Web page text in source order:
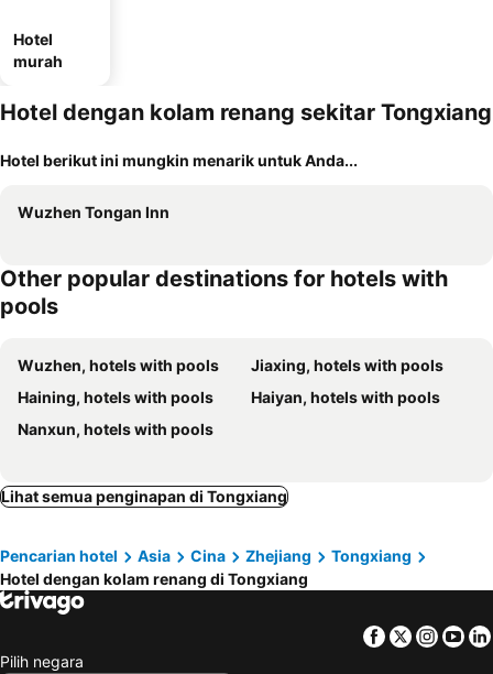
Hotel
murah
Hotel dengan kolam renang sekitar Tongxiang
Hotel berikut ini mungkin menarik untuk Anda...
Wuzhen Tongan Inn
Other popular destinations for hotels with
pools
Wuzhen, hotels with pools
Jiaxing, hotels with pools
Haining, hotels with pools
Haiyan, hotels with pools
Nanxun, hotels with pools
Lihat semua penginapan di Tongxiang
Pencarian hotel Asia Cina Zhejiang
Tongxiang
Hotel dengan kolam renang di Tongxiang
Facebook
Twitter
Pilih negara